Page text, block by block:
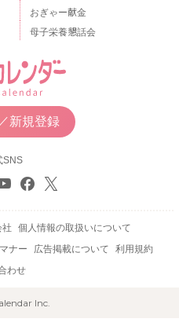
おぎゃー献金
母子栄養懇話会
新規登録
SNS
社
個人情報の取扱いについて
ナー 広告掲載について
利用規約
わせ
Inc.